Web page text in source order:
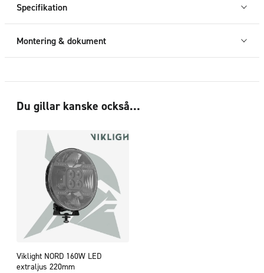
Specifikation
Montering & dokument
Du gillar kanske också…
Viklight NORD 160W LED
extraljus 220mm